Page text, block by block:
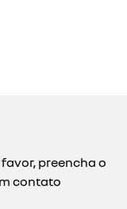
preencha o
contato